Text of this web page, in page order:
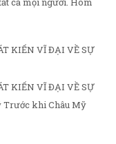
KIẾN VĨ ĐẠI VỀ SỰ
KIẾN VĨ ĐẠI VỀ SỰ
Trước khi Châu Mỹ